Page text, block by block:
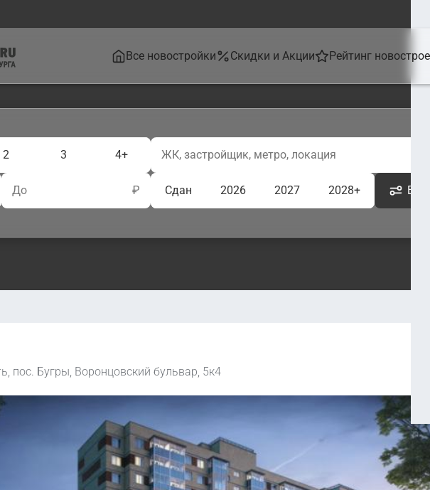
Все новостройки Скидки и Акции Рейтинг
2 3 4+
До ₽ Сдан 2026 2027 2028+ Ещё
пос. Бугры, Воронцовский бульвар, 5к4